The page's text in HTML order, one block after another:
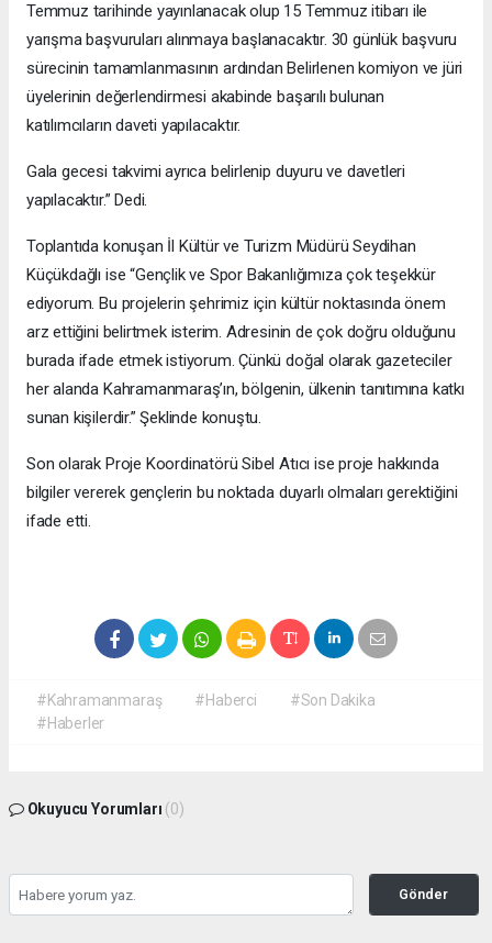
Temmuz tarihinde yayınlanacak olup 15 Temmuz itibarı ile
yarışma başvuruları alınmaya başlanacaktır. 30 günlük başvuru
sürecinin tamamlanmasının ardından Belirlenen komiyon ve jüri
üyelerinin değerlendirmesi akabinde başarılı bulunan
katılımcıların daveti yapılacaktır.
Gala gecesi takvimi ayrıca belirlenip duyuru ve davetleri
yapılacaktır.” Dedi.
Toplantıda konuşan İl Kültür ve Turizm Müdürü Seydihan
Küçükdağlı ise “Gençlik ve Spor Bakanlığımıza çok teşekkür
ediyorum. Bu projelerin şehrimiz için kültür noktasında önem
arz ettiğini belirtmek isterim. Adresinin de çok doğru olduğunu
burada ifade etmek istiyorum. Çünkü doğal olarak gazeteciler
her alanda Kahramanmaraş’ın, bölgenin, ülkenin tanıtımına katkı
sunan kişilerdir.” Şeklinde konuştu.
Son olarak Proje Koordinatörü Sibel Atıcı ise proje hakkında
bilgiler vererek gençlerin bu noktada duyarlı olmaları gerektiğini
ifade etti.
#Kahramanmaraş #Haberci
#Son Dakika
#Haberler
Okuyucu Yorumları (0)
Gönder